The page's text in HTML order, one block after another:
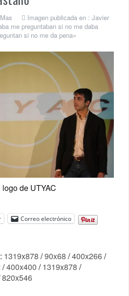
Imagen publicada en : Javier
me preguntaban si no me daba
si no me da pena»
de UTYAC
Correo electrónico
1319x878 /90x68 /400x266/
/400x400 /1319x878 /
820x546